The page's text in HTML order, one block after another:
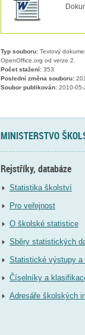
Typ souboru:Textový
OpenOffice.org od verze 2.
Počet stažení:353
Poslední změna souboru:
Soubor publikován:2010-05-
MINISTERSTVO
Rejstříky, databáze
Statistika školství
Pro veřejnost
O školské statistice
Sběry statistických
Statistické výstupy a
Číselníky a
Adresáře školských